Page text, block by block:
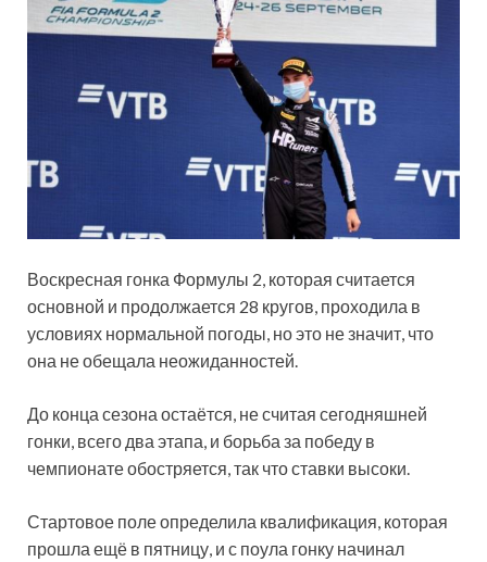
Воскресная гонка Формулы 2, которая считается
основной и продолжается 28 кругов, проходила в
условиях нормальной погоды, но это не значит, что
она не обещала неожиданностей.
До конца сезона остаётся, не считая сегодняшней
гонки, всего два этапа, и борьба за победу в
чемпионате обостряется, так что ставки высоки.
Стартовое поле определила квалификация, которая
прошла ещё в пятницу, и с поула гонку начинал